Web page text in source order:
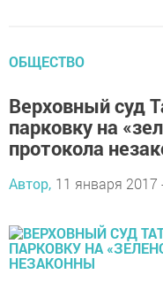
ОБЩЕСТВО
Верховный суд
парковку на
протокола
Автор, 11 января 2017